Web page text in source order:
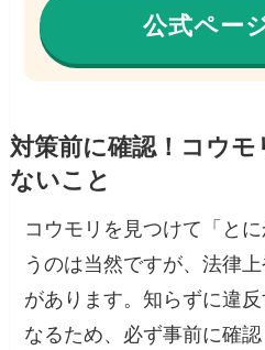
公式ペー
対策前に確認！コウ
ないこと
コウモリを見つけて「と
うのは当然ですが、法律
があります。知らずに違
なるため、必ず事前に確認